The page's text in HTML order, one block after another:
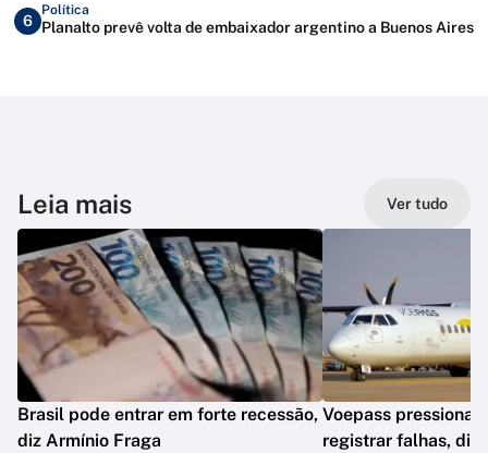
6
Política
Planalto prevê volta de embaixador argentino a Buenos Aires
Leia mais Ver tudo
Brasil pode entrar em forte recessão,
diz Armínio Fraga
Voepass
registrar falhas, diz